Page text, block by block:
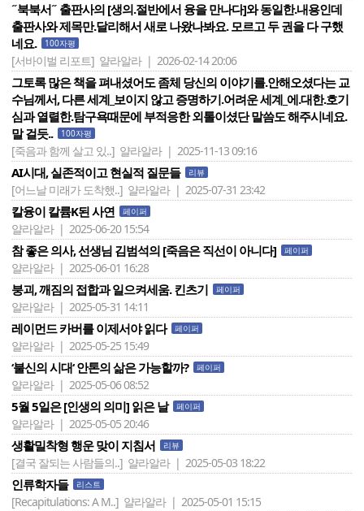
˝북북서˝ 출판사의 [생의.절반에서 융을 만나다]와 동일한.내용인데
출판사와 제목만.달리해서 새로 나왔나봐요. 모르고 두 권을 다 구했
네요.
100자평
[서바이벌 리포트] 얄라알라 | 2026-02-14 20:06
그토록 많은 책을 펴내셨어도 좀체 당신의 이야기를.안해오셨다는 교
수님께서, 다른 세계_보이지 않고 증명하기.어려운 세계_에.대한.호기
심과 열렬한.탐구욕때문에 부적응한 외톨이셨단 말씀도 해주시네요.
말 걸듯..
100자평
[죽음과 함께 살고 있..] 얄라알라 | 2025-11-13 09:16
AI시대, 실존적이고 현실적 질문들 리뷰
[어느날 미래가 도착했..] 얄라알라 | 2025-07-31 23:42
칼융이 칼륨K된 사연 페이퍼
얄라알라 | 2025-06-20 15:54
참 좋은 의사, 선생님 김범석의 [죽음은 직선이 아니다] 페이퍼
얄라알라 | 2025-06-01 16:28
붕괴, 깨짐의 접합과 일으켜세움. 킨츠기 페이퍼
얄라알라 | 2025-05-31 14:11
레이먼드 카버를 이제서야 읽다 페이퍼
얄라알라 | 2025-05-25 15:49
‘불신의 시대‘ 안톤의 삶은 가능할까? 페이퍼
얄라알라 | 2025-05-06 08:52
5월 5일은 [인생의 의미] 읽은 날 페이퍼
얄라알라 | 2025-05-05 20:46
생활밀착형 행운 맞이 지침서 리뷰
[결국 잘되는 사람들의..] 얄라알라 | 2025-05-03 18:22
인류학자들 리스트
[Recapitulations: A M..] 얄라알라 | 2025-05-01 15:15